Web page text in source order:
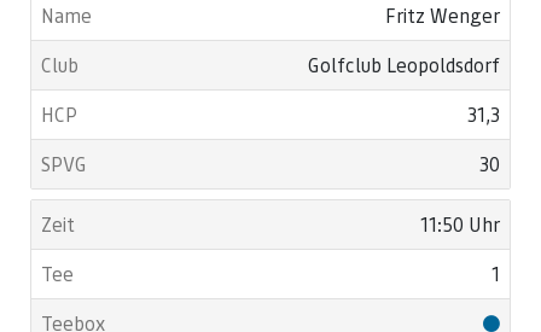
Fritz Wenger
Golfclub Leopoldsdorf
31,3
30
11:50 Uhr
1